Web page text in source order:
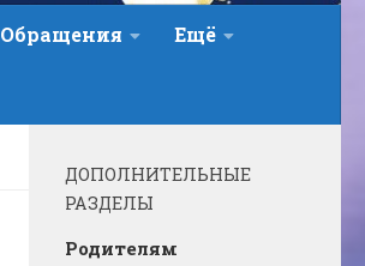
Обращения Ещё
ДОПОЛНИТЕЛЬНЫЕ
РАЗДЕЛЫ
Родителям